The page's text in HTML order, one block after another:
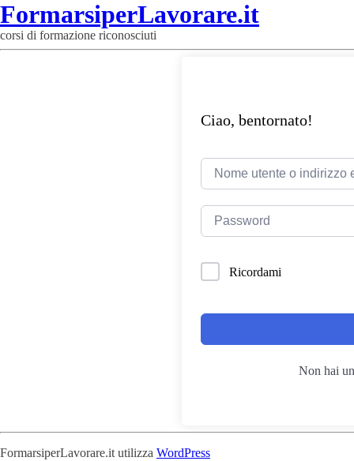
FormarsiperLavorare.it
corsi di formazione riconosciuti
Ciao, bentornato!
Ricordami
Non hai
FormarsiperLavorare.it utilizza WordPress